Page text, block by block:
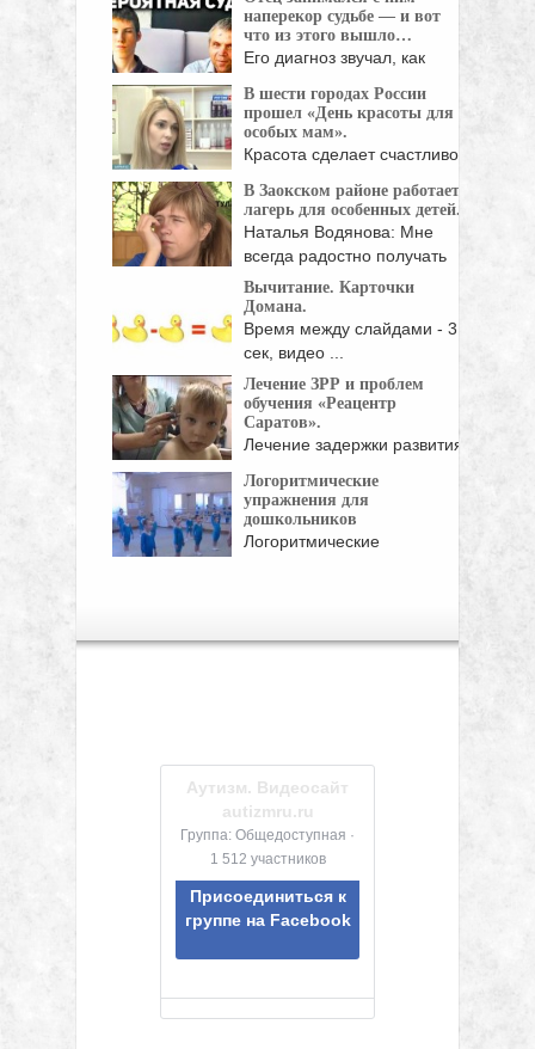
наперекор судьбе — и вот
что из этого вышло…
Его диагноз звучал, как
Митохондриальное
заболевание ...
В шести городах России
прошел «День красоты для
особых мам».
Красота сделает счастливой
В Заокском районе работает
лагерь для особенных детей.
Наталья Водянова: Мне
всегда радостно получать
новости из ...
Вычитание. Карточки
Домана.
Время между слайдами - 3
сек, видео ...
Лечение ЗРР и проблем
обучения «Реацентр
Саратов».
Лечение задержки развития
гидроцефалии ...
Логоритмические
упражнения для
дошкольников
Логоритмические
Аутизм. Видеосайт
autizmru.ru
Группа: Общедоступная ·
1 512 участников
Присоединиться к
группе на Facebook